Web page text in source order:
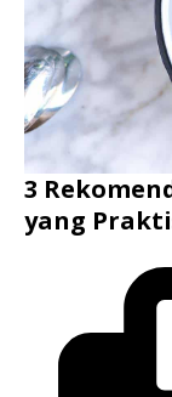
3
yang